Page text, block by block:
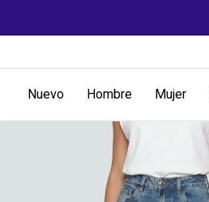
Nuevo Hombre Mujer